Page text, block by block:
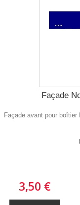
Façade
Façade avant pour
3,50 €